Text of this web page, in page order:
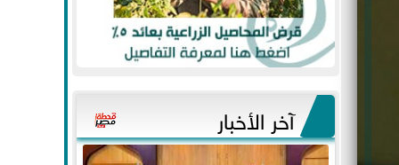
آخر الأخبار